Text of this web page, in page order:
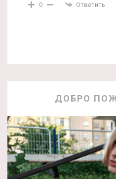
0 Ответить
ДОБРО